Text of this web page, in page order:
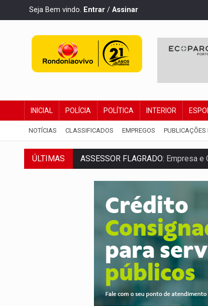
Seja Bem vindo. Entrar / Assinar
INICIAL POLÍCIA POLÍTICA INTERIOR
NOTÍCIAS CLASSIFICADOS EMPREGOS PUBLICAÇÕES
ÚLTIMAS
ASSESSOR FLAGRADO:Empresa e
INFLUENCIARIA ELEIÇÕES:Justiça
CONEXÃO RONDONIAOVIVO:
DA RECICLAGEM AO SUCESSO: A
'RIO OMERÊ': MPF pede
Vilhena realiza
SEM SISTEMA:Falha afeta
Colisão entre motos deixa
SOLIDARIEDADE: Cadelinha com